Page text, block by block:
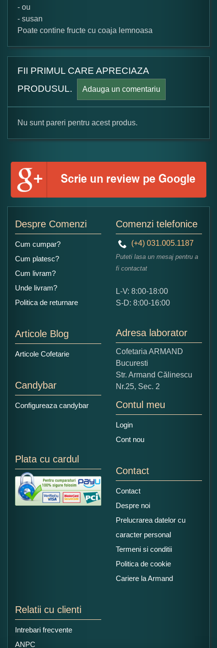
- ou
- susan
Poate contine fructe cu coaja lemnoasa
FII PRIMUL CARE APRECIAZA
PRODUSUL.
Adauga un comentariu
Formular pareri client
Numele dumneavoastra:
Ce nota acordati acestui produs?
5
Copiati alaturi numarul din imagine:
Nu sunt pareri pentru acest produs.
Despre Comenzi
Cum cumpar?
Cum platesc?
Cum livram?
Unde livram?
Politica de returnare
Articole Blog
Articole Cofetarie
Candybar
Configureaza candybar
Comenzi telefonice
(+4) 031.005.1187
Puteti lasa un mesaj pentru a
fi contactat
L-V: 8:00-18:00
S-D: 8:00-16:00
Adresa laborator
Cofetaria ARMAND
Bucuresti
Str. Armand Călinescu
Nr.25, Sec. 2
Contul meu
Login
Cont nou
Plata cu cardul
Contact
Contact
Despre noi
Prelucrarea datelor cu
caracter personal
Termeni si conditii
Politica de cookie
Cariere la Armand
Relatii cu clienti
Intrebari frecvente
ANPC